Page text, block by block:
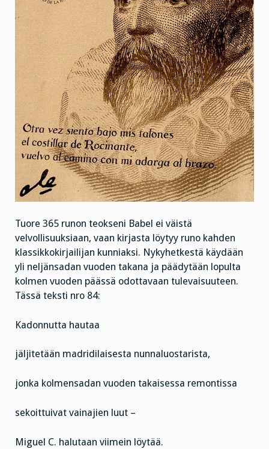
Tuore 365 runon teokseni Babel ei väistä
velvollisuuksiaan, vaan kirjasta löytyy runo kahden
klassikkokirjailijan kunniaksi. Nykyhetkestä käydään
yli neljänsadan vuoden takana ja päädytään lopulta
kolmen vuoden päässä odottavaan tulevaisuuteen.
Tässä teksti nro 84:
Kadonnutta hautaa
jäljitetään madridilaisesta nunnaluostarista,
jonka kolmensadan vuoden takaisessa remontissa
sekoittuivat vainajien luut –
Miguel C. halutaan viimein löytää.